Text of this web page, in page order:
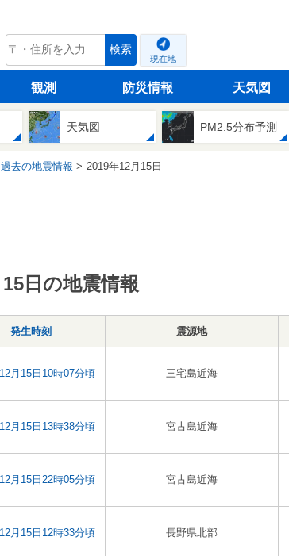
tenki.jp 検索
現在地
観測 防災情報 天気図
天気図 PM2.5分布予測
過去の地震情報 2019年12月15日
日の地震情報
発生時刻 震源地
月15日10時07分頃 三宅島近海
月15日13時38分頃 宮古島近海
月15日22時05分頃 宮古島近海
月15日12時33分頃 長野県北部